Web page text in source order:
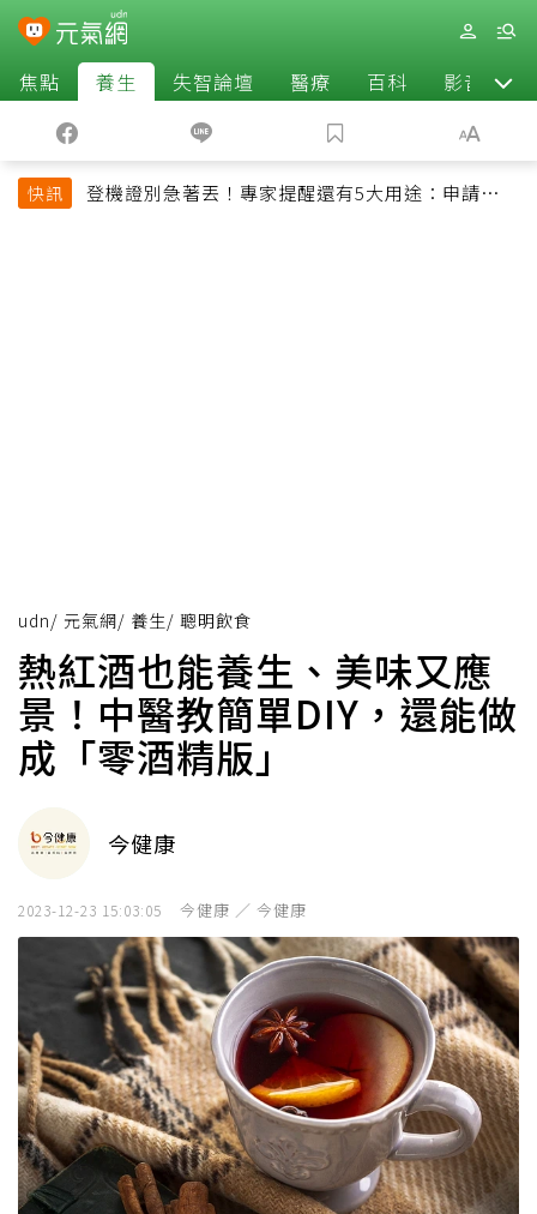
焦點 養生 失智論壇 醫療 百科 影音
快訊
登機證別急著丟！專家提醒還有5大用途：申請理
udn/ 元氣網/ 養生/ 聰明飲食
熱紅酒也能養生、美味又應
景！中醫教簡單DIY，還能做
成「零酒精版」
今健康
2023-12-23 15:03:05 今健康 ／ 今健康